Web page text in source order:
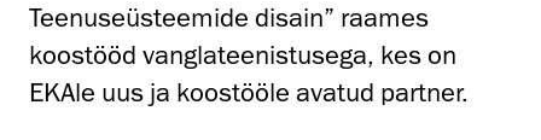
Teenuseüsteemide disain” raames
koostööd vanglateenistusega, kes on
EKAle uus ja koostööle avatud partner.